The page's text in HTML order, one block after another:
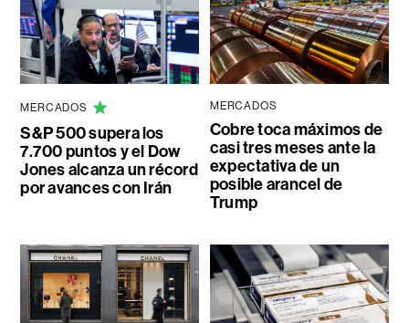
MERCADOS
S&P 500 supera los
7.700 puntos y el Dow
Jones alcanza un récord
por avances con Irán
MERCADOS
Cobre toca máximos de
casi tres meses ante la
expectativa de un
posible arancel de
Trump